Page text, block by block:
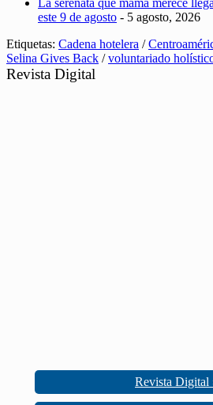
este 9 de agosto - 5 agosto, 2026
Etiquetas: Cadena hotelera /
Selina Gives Back /voluntariado
Revista Digital
Revista Digital